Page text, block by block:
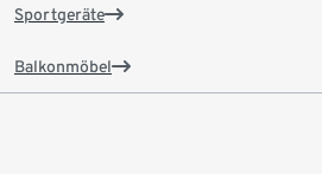
Sportgeräte
Balkonmöbel